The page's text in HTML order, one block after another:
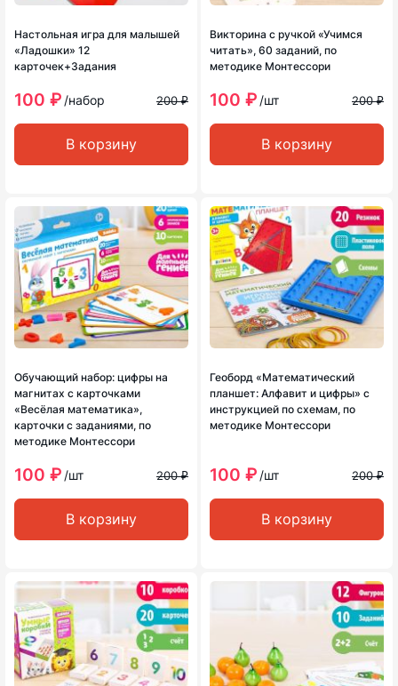
Настольная игра для малышей
«Ладошки» 12
карточек+Задания
100 ₽ /набор 200 ₽
В корзину
Викторина с ручкой «Учимся
читать», 60 заданий, по
методике Монтессори
100 ₽ /шт 200 ₽
В корзину
Обучающий набор: цифры на
магнитах с карточками
«Весёлая математика»,
карточки с заданиями, по
методике Монтессори
100 ₽ /шт 200 ₽
В корзину
Геоборд «Математический
планшет: Алфавит и цифры» с
инструкцией по схемам, по
методике Монтессори
100 ₽ /шт 200 ₽
В корзину